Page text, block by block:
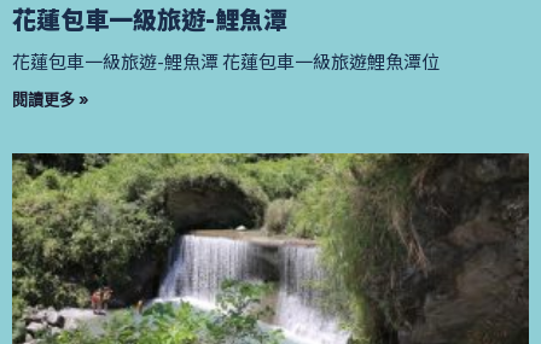
花蓮包車一級旅遊-鯉魚潭
花蓮包車一級旅遊-鯉魚潭 花蓮包車一級旅遊鯉魚潭位
閱讀更多 »